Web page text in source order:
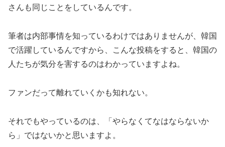
さんも同じことをしているんです。
筆者は内部事情を知っているわけではありませんが、韓国
で活躍しているんですから、こんな投稿をすると、韓国の
人たちが気分を害するのはわかっていますよね。
ファンだって離れていくかも知れない。
それでもやっているのは、「やらなくてなはならないか
ら」ではないかと思いますよ。